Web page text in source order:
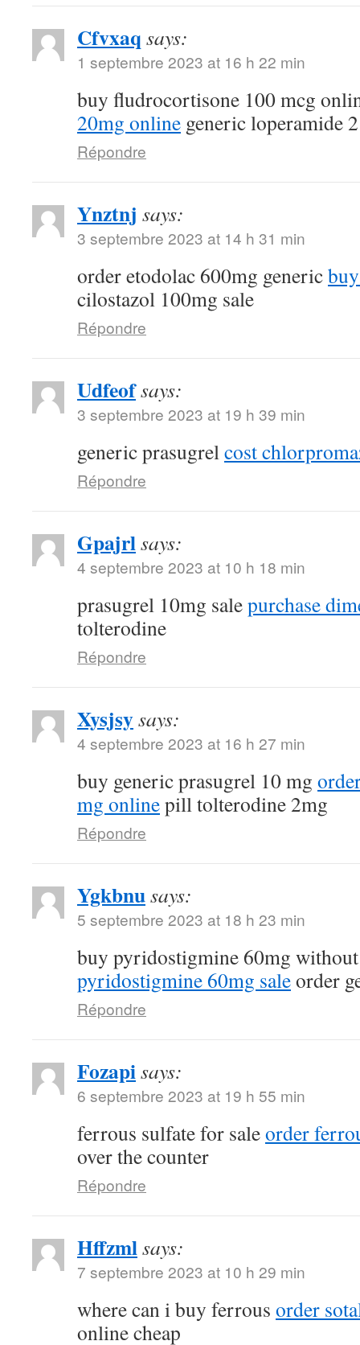
Cfvxaq says:
1 septembre 2023 at 16 h 22 min
buy fludrocortisone 100 mcg
20mg online generic loperamide
Répondre
Ynztnj says:
3 septembre 2023 at 14 h 31 min
order etodolac 600mg generic
cilostazol 100mg sale
Répondre
Udfeofsays:
3 septembre 2023 at 19 h 39 min
generic prasugrelcost
Répondre
Gpajrlsays:
4 septembre 2023 at 10 h 18 min
prasugrel 10mg salepurchase
tolterodine
Répondre
Xysjsysays:
4 septembre 2023 at 16 h 27 min
buy generic prasugrel 10 mg
mg onlinepill tolterodine 2mg
Répondre
Ygkbnusays:
5 septembre 2023 at 18 h 23 min
buy pyridostigmine 60mg
pyridostigmine 60mg saleorder
Répondre
Fozapisays:
6 septembre 2023 at 19 h 55 min
ferrous sulfate for saleorder
over the counter
Répondre
Hffzmlsays:
7 septembre 2023 at 10 h 29 min
where can i buy ferrous order
online cheap